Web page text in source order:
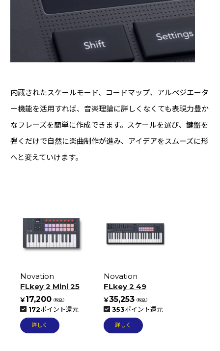
内蔵されたスケールモード、コードマップ、アルペジエータ
ー機能を活用すれば、音楽理論に詳しくなくても表現力豊か
なフレーズを簡単に作成できます。スケールを選び、鍵盤を
弾くだけで自然に楽曲制作が進み、アイデアをスムーズに形
へと変えていけます。
Novation
FLkey 2 Mini 25
17,200
172ポイント還元
詳しく
Novation
FLkey 2 49
35,253
353ポイント還元
詳しく